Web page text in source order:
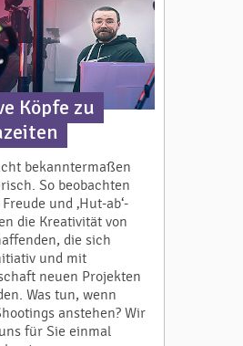
Köpfe zu
bekanntermaßen
So beobachten
und ‚Hut-ab‘-
die Kreativität von
die sich
und mit
neuen Projekten
Was tun, wenn
anstehen? Wir
für Sie einmal